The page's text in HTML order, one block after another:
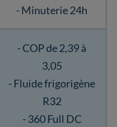
- Minuterie 24h
- COP de 2,39 à
3,05
- Fluide frigorigène
R32
- 360 Full DC